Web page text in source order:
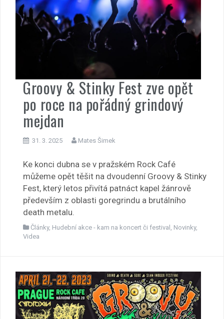
Groovy & Stinky Fest zve opět
po roce na pořádný grindový
mejdan
31. 3. 2025 Mates Šimek
Ke konci dubna se v pražském Rock Café
můžeme opět těšit na dvoudenní Groovy & Stinky
Fest, který letos přivítá patnáct kapel žánrově
především z oblasti goregrindu a brutálního
death metalu.
Články, Hudební akce - kam na koncert či festival Novinky,
Videa